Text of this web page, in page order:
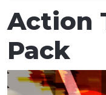
Action
Pack